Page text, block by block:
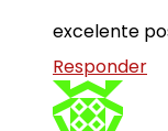
excelente
Responder